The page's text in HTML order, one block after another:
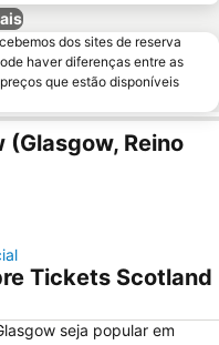
dos sites de reserva
haver diferenças entre as
que estão disponíveis
Reino
Tickets Scotland
seja popular em